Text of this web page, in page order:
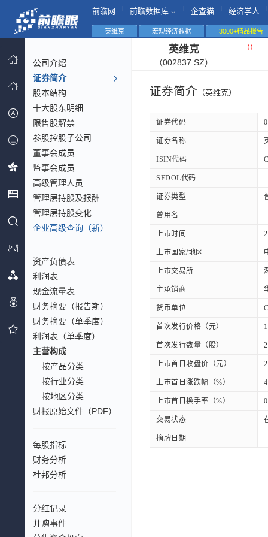
前瞻网 前瞻数据库 企查猫 经济学人
英维克 宏观经济数据 3000+精品报告
公司介绍
证券简介
股本结构
十大股东明细
限售股解禁
参股控股子公司
董事会成员
监事会成员
高级管理人员
管理层持股及报酬
管理层持股变化
企业高级查询（新）
资产负债表
利润表
现金流量表
财务摘要（报告期）
财务摘要（单季度）
利润表（单季度）
主营构成
按产品分类
按行业分类
按地区分类
财报原始文件（PDF）
每股指标
财务分析
杜邦分析
分红记录
并购事件
英维克
（002837.SZ）
（）
证券简介 （英维克）
证券代码
证券名称
ISIN代码
SEDOL代码
证券类型
曾用名
上市时间
上市国家/地区
上市交易所
主承销商
货币单位
首次发行价格（元）
首次发行数量（股）
上市首日收盘价（元）
上市首日涨跌幅（%）
上市首日换手率（%）
交易状态
摘牌日期